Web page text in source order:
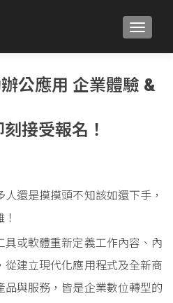
公應用 企業體驗 &
接受報名！
還是摸摸頭不知該如還下手，
具或軟體重新定義工作內容、內
從建立現代化應用程式及全新商
品與服務，皆是企業數位轉型的